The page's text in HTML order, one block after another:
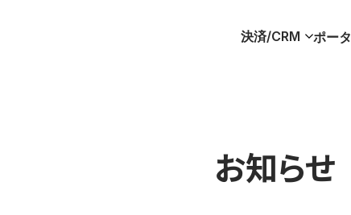
決済/CRM ポー
お知らせ